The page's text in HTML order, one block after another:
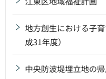
地方創生における子
成31年度）
中央防波堤埋立地の